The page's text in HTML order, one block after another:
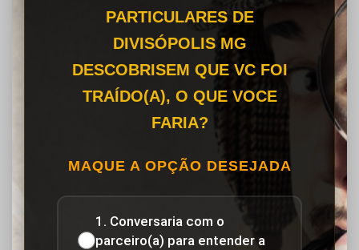
PARTICULARES DE
DIVISÓPOLIS MG
DESCOBRISEM QUE VC FOI
TRAÍDO(A), O QUE VOCE
FARIA?
MAQUE A OPÇÃO DESEJADA
1. Conversaria com o
parceiro(a) para entender a